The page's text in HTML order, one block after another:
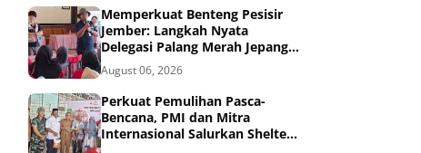
Memperkuat Benteng Pesisir
Jember: Langkah Nyata
Delegasi Palang Merah Jepang
Dampingi Relawan dan Sekolah
Tangguh Bencana
August 06, 2026
Perkuat Pemulihan Pasca-
Bencana, PMI dan Mitra
Internasional Salurkan Shelter